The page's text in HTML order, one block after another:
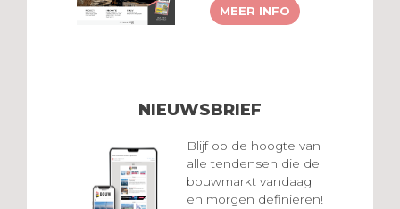
MEER INFO
NIEUWSBRIEF
Blijf op de hoogte van
alle tendensen die de
bouwmarkt vandaag
en morgen definiëren!